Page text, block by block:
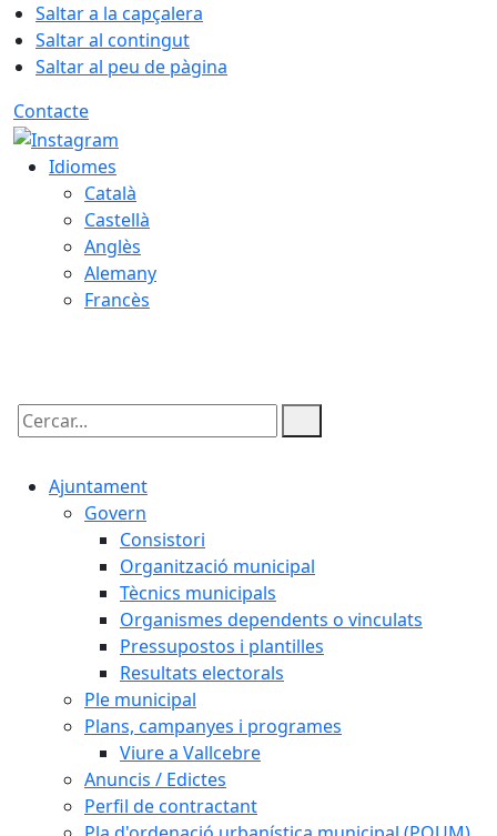
Saltar a la capçalera
Saltar al contingut
Saltar al peu de pàgina
Contacte
Idiomes
Català
Castellà
Anglès
Alemany
Francès
Cercar:
Ajuntament
Govern
Consistori
Organització municipal
Tècnics municipals
Organismes dependents o vinculats
Pressupostos i plantilles
Resultats electorals
Ple municipal
Plans, campanyes i programes
Viure a Vallcebre
Anuncis / Edictes
Perfil de contractant